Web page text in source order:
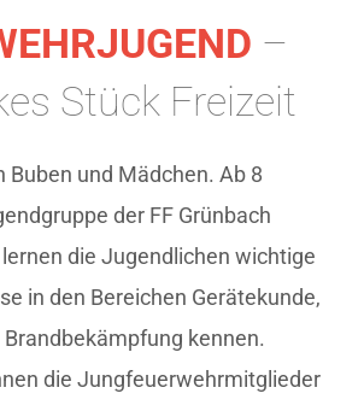
–
Stück Freizeit
Buben und Mädchen. Ab 8
der FF Grünbach
die Jugendlichen wichtige
in den Bereichen Gerätekunde,
kennen.
die Jungfeuerwehrmitglieder